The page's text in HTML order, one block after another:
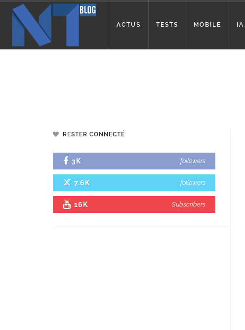
ACTUS TESTS MOBILE IA
RESTER CONNECTÉ
3K followers
7.6K followers
16K Subscribers